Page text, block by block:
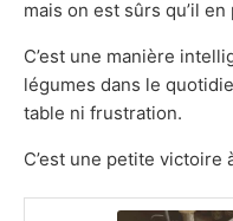
mais on est sûrs qu’il
C’est une manière
légumes dans le
table ni frustration.
C’est une petite victoire